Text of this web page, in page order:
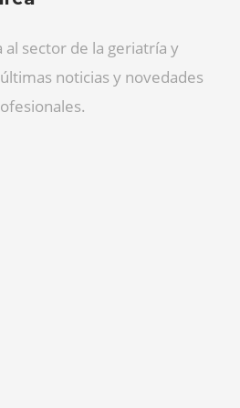
al sector de la geriatría y
noticias y novedades